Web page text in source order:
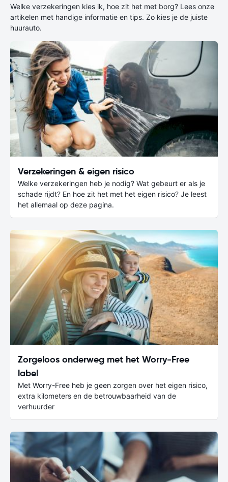
Welke verzekeringen kies ik, hoe zit het met borg? Lees onze
artikelen met handige informatie en tips. Zo kies je de juiste
huurauto.
Verzekeringen & eigen risico
Welke verzekeringen heb je nodig? Wat gebeurt er als je
schade rijdt? En hoe zit het met het eigen risico? Je leest
het allemaal op deze pagina.
Zorgeloos onderweg met het Worry-Free
label
Met Worry-Free heb je geen zorgen over het eigen risico,
extra kilometers en de betrouwbaarheid van de
verhuurder